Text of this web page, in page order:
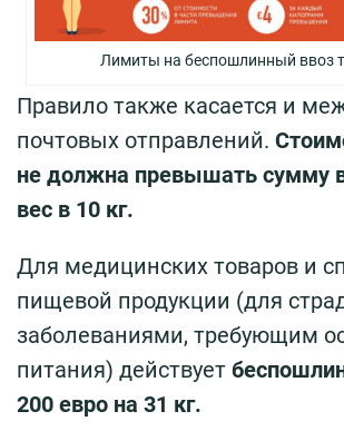
Лимиты на беспошлинный ввоз
Правило также касается и
почтовых отправлений.
не должна превышать сумму
вес в 10 кг.
Для медицинских товаров и
пищевой продукции (для
заболеваниями, требующим
питания) действует
200 евро на 31 кг.